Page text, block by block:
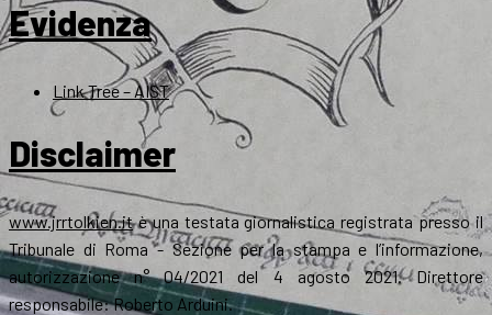
Evidenza
Link Tree – AIST
Disclaimer
www.jrrtolkien.itè una testata giornalistica registrata presso il
Tribunale di Roma - Sezione per la stampa e l’informazione,
autorizzazione n° 04/2021 del 4 agosto 2021. Direttore
responsabile: Roberto Arduini.